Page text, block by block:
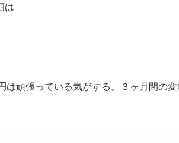
は
は頑張っている気がする。３ヶ月間の変